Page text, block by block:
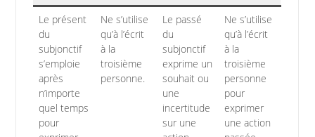
Le présent
du
subjonctif
s’emploie
après
n’importe
quel temps
pour
Ne s’utilise
qu’à l’écrit
à la
troisième
personne.
Le passé
du
subjonctif
exprime un
souhait ou
une
incertitude
sur une
Ne s’utilise
qu’à l’écrit
à la
troisième
personne
pour
exprimer
une action